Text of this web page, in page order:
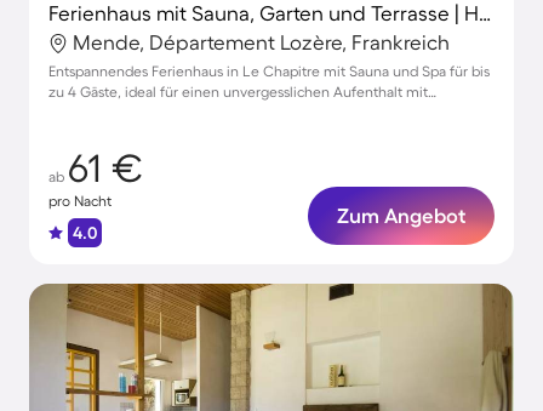
Ferienhaus mit Sauna, Garten und Terrasse | Hunde erlaubt
Mende, Département Lozère, Frankreich
Entspannendes Ferienhaus in Le Chapitre mit Sauna und Spa für bis
zu 4 Gäste, ideal für einen unvergesslichen Aufenthalt mit
ab 61 €
pro Nacht
4.0
Zum Angebot